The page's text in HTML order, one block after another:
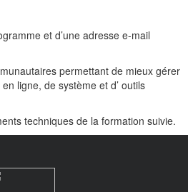
et d’une adresse e-mail
permettant de mieux gérer
ligne, de système et d’ outils
techniques de la formation suivie.